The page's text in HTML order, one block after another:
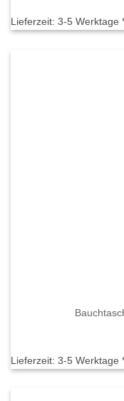
Lieferzeit: 3-5 Werktage
Lieferzeit: 3-5 Werktage